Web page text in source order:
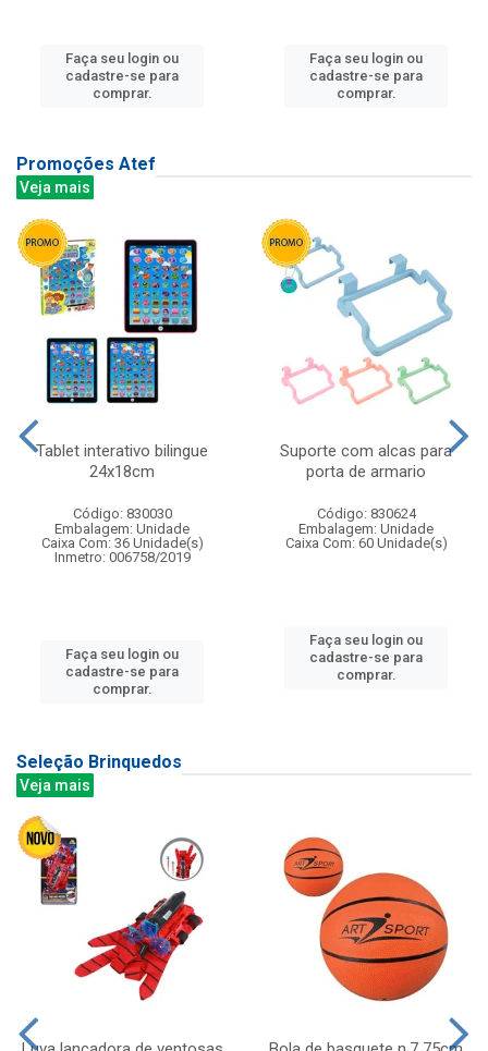
Faça seu login ou
cadastre-se para
comprar.
Faça seu login ou
cadastre-se para
comprar.
Promoções Atef
Veja mais
Tablet interativo bilingue
24x18cm
Código: 830030
Embalagem: Unidade
Caixa Com: 36 Unidade(s)
Inmetro: 006758/2019
Faça seu login ou
cadastre-se para
comprar.
Suporte com alcas para
porta de armario
Código: 830624
Embalagem: Unidade
Caixa Com: 60 Unidade(s)
Faça seu login ou
cadastre-se para
comprar.
Seleção Brinquedos
Veja mais